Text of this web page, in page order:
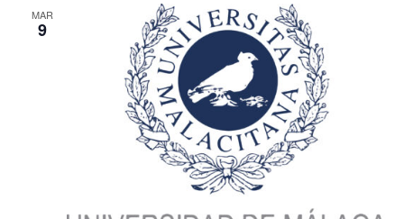
vistas
MAR
9